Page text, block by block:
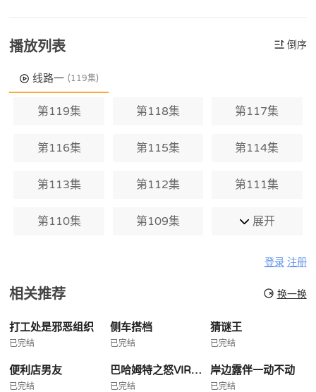
播放列表 倒序
线路一 (119集)
第119集 第118集 第117集
第116集 第115集 第114集
第113集 第112集 第111集
第110集 第109集 展开
登录 注册
相关推荐 换一换
打工处是邪恶组织
已完结
侧车搭档
已完结
猜谜王
已完结
便利店男友
已完结
巴哈姆特之怒VIRGINSOUL
已完结
岸边露伴一动不动
已完结